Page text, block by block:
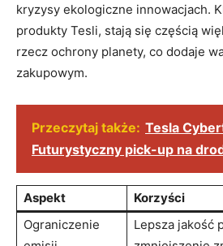
kryzysy ekologiczne innowacjach.
produkty Tesli, stają się częścią
rzecz ochrony planety, co dodaje
zakupowym.
Przeczytaj także: Tesla
Futurystyczny pick-up na
Aspekt
Korzyści
Ograniczenie
Lepsza jakość